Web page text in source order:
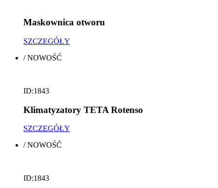
Maskownica otworu
SZCZEGÓŁY
/NOWOŚĆ
ID:1843
Klimatyzatory TETA Rotenso
SZCZEGÓŁY
/NOWOŚĆ
ID:1843